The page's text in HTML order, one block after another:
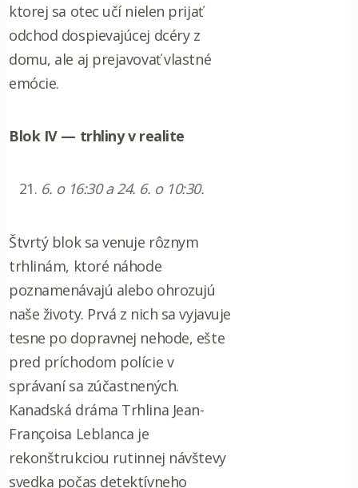
ktorej sa otec učí nielen prijať
odchod dospievajúcej dcéry z
domu, ale aj prejavovať vlastné
emócie.
Blok IV — trhliny v realite
6. o 16:30 a 24. 6. o 10:30.
Štvrtý blok sa venuje rôznym
trhlinám, ktoré náhode
poznamenávajú alebo ohrozujú
naše životy. Prvá z nich sa vyjavuje
tesne po dopravnej nehode, ešte
pred príchodom polície v
správaní sa zúčastnených.
Kanadská dráma Trhlina Jean-
Françoisa Leblanca je
rekonštrukciou rutinnej návštevy
svedka počas detektívneho